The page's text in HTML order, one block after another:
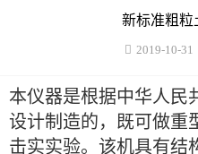
混凝土类检测设备
防水卷材类试验仪器
新标准粗粒
2019-10-31
本仪器是根据中华人民
设计制造的，既可做重
击实实验。该机具有结